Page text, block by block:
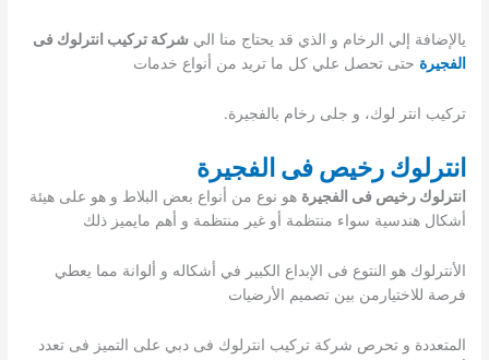
يالإضافة إلي الرخام و الذي قد يحتاج منا الي شركة تركيب انترلوك فى
الفجيرة حتى تحصل علي كل ما تريد من أنواع خدمات
تركيب انتر لوك، و جلى رخام بالفجيرة.
انترلوك رخيص فى الفجيرة
انترلوك رخيص فى الفجيرة هو نوع من أنواع بعض البلاط و هو على هيئة
أشكال هندسية سواء منتظمة أو غير منتظمة و أهم مايميز ذلك
الأنترلوك هو النتوع فى الإبداع الكبير في أشكاله و ألوانة مما يعطي
فرصة للاختيارمن بين تصميم الأرضيات
المتعددة و تحرص شركة تركيب انترلوك فى دبي على التميز فى تعدد